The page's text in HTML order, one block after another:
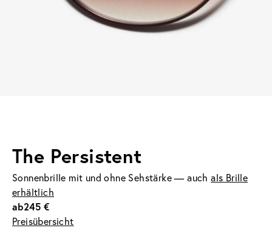
The Persistent
Sonnenbrille mit und ohne Sehstärke — auchals Brille
erhältlich
ab245 €
Preisübersicht